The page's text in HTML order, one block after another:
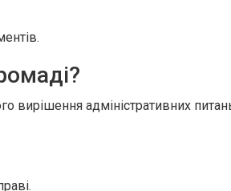
вирішення адміністративних